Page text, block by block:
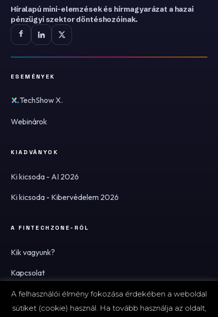
Híralapú mini-elemzések és hírmagyarázat a hazai
pénzügyi szektor döntéshozóinak.
ESEMÉNYEK
TechShow X.
Webinárok
KIADVÁNYOK
Ki kicsoda - AI 2026
Ki kicsoda - Kibervédelem 2026
A FINTECHZONE-RÓL
Kik vagyunk?
Kapcsolat
Hírlevél
A felhasználói élmény fokozása érdekében a weboldal
sütiket (cookie) használ. Ha tovább használja az oldalt,